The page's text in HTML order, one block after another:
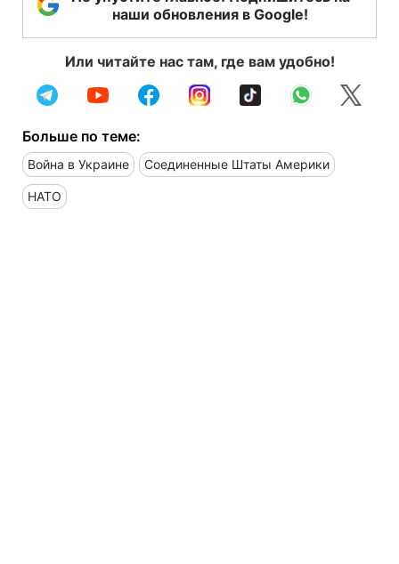
наши обновления в Google!
Или читайте нас там, где вам удобно!
Больше по теме:
Война в Украине Соединенные Штаты Америки
НАТО